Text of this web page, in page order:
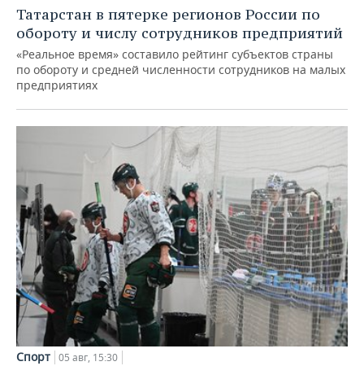
Татарстан в пятерке регионов России по
обороту и числу сотрудников предприятий
«Реальное время» составило рейтинг субъектов страны
по обороту и средней численности сотрудников на малых
предприятиях
Спорт 05 авг, 15:30